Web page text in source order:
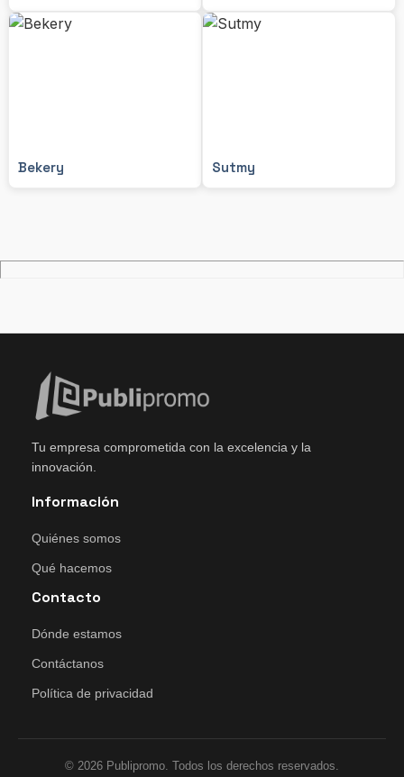
Bekery Sutmy
Tu empresa comprometida con la excelencia y la
innovación.
Información
Quiénes somos
Qué hacemos
Contacto
Dónde estamos
Contáctanos
Política de privacidad
© 2026 Publipromo. Todos los derechos reservados.